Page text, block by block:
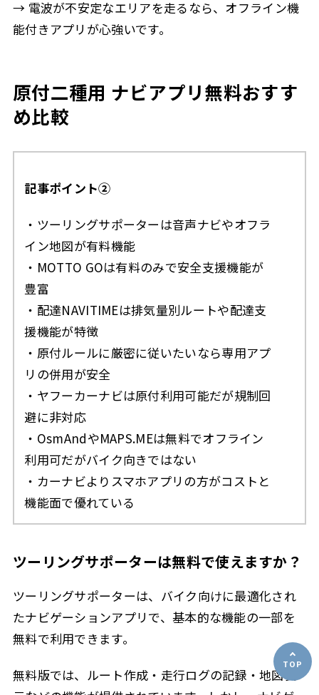
→ 電波が不安定なエリアを走るなら、オフライン機
能付きアプリが心強いです。
原付二種用 ナビアプリ無料おすす
め比較
記事ポイント②
・ツーリングサポーターは音声ナビやオフラ
イン地図が有料機能
・MOTTO GOは有料のみで安全支援機能が
豊富
・配達NAVITIMEは排気量別ルートや配達支
援機能が特徴
・原付ルールに厳密に従いたいなら専用アプ
リの併用が安全
・ヤフーカーナビは原付利用可能だが規制回
避に非対応
・OsmAndやMAPS.MEは無料でオフライン
利用可だがバイク向きではない
・カーナビよりスマホアプリの方がコストと
機能面で優れている
ツーリングサポーターは無料で使えますか？
ツーリングサポーターは、バイク向けに最適化され
たナビゲーションアプリで、基本的な機能の一部を
無料で利用できます。
無料版では、ルート作成・走行ログの記録・地図表